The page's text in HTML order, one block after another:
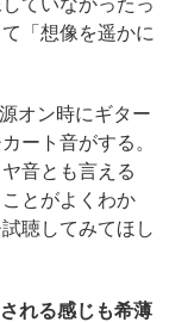
「想像を遥かに
オン時にギター
ート音がする。
音とも言える
とがよくわか
聴してみてほし
れる感じも希薄